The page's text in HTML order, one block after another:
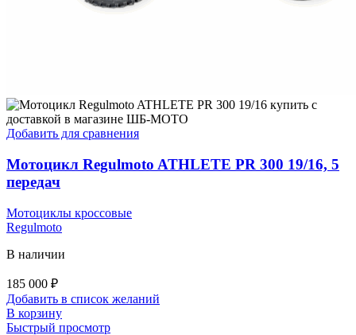
Добавить для сравнения
Мотоцикл Regulmoto ATHLETE PR 300 19/16, 5
передач
Мотоциклы кроссовые
Regulmoto
В наличии
185 000 ₽
Добавить в список желаний
В корзину
Быстрый просмотр